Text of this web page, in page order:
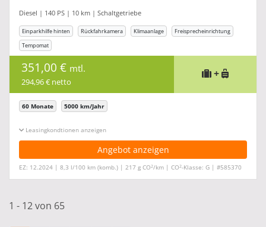
Diesel | 140 PS | 10 km | Schaltgetriebe
Einparkhilfe hinten Rückfahrkamera Klimaanlage
Freisprecheinrichtung
Tempomat
351,00 € mtl.
294,96 € netto
+
60 Monate 5000 km/Jahr
Leasingkonditionen ein-/ausblenden
Angebot anzeigen
EZ: 12.2024 | 8,3 l/100 km (komb.) | 217 g CO2/km | CO2-Klasse: G | #585370
1 - 12 von 65